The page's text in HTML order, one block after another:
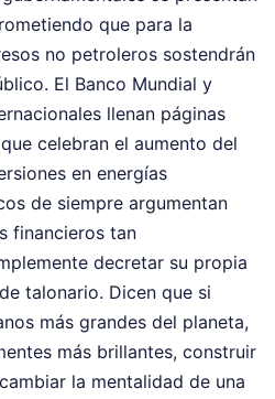
que para la
no petroleros sostendrán
El Banco Mundial y
llenan páginas
celebran el aumento del
en energías
de siempre argumentan
financieros tan
decretar su propia
talonario. Dicen que si
más grandes del planeta,
más brillantes, construir
la mentalidad de una